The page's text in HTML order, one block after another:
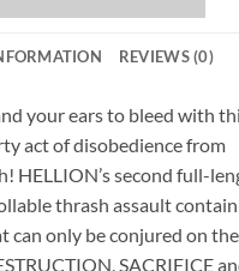
REVIEWS (0)
your ears to bleed with
act of disobedience from
HELLION’s second full-
thrash assault
can only be conjured on the
SACRIFICE